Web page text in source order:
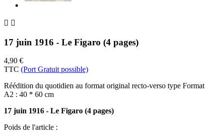
 
17 juin 1916 - Le Figaro (4 pages)
4,90 €
TTC (Port Gratuit possible)
Réédition du quotidien au format original recto-verso type Format
A2 : 40 * 60 cm
17 juin 1916 - Le Figaro (4 pages)
Poids de l'article :